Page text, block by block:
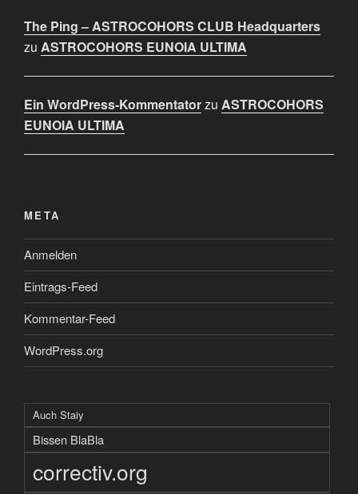
The Ping – ASTROCOHORS CLUB Headquarters
zu ASTROCOHORS EUNOIA ULTIMA
Ein WordPress-Kommentatorzu ASTROCOHORS
EUNOIA ULTIMA
META
Anmelden
Eintrags-Feed
Kommentar-Feed
WordPress.org
Auch Staiy
Bissen BlaBla
correctiv.org